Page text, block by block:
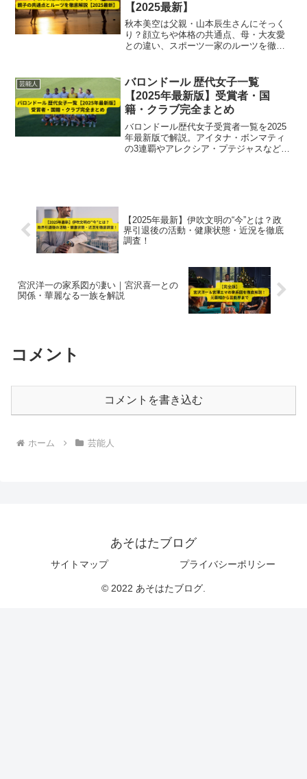
【2025最新】
秋本美空は父親・山本辰生さんにそっく
り？顔立ちや体格の共通点、母・大友愛
との違い、スポーツ一家のルーツを徹底
芸能人
バロンドール 歴代女子一覧
【2025年最新版】受賞者・国
籍・クラブ完全まとめ
バロンドール歴代女子受賞者一覧を2025
年最新版で解説。アイタナ・ボンマティ
の3連覇やアレクシア・プテジャスなど、
【2025年最新】伊吹文明の“今”とは？政
界引退後の活動・健康状態・近況を徹底
調査！
宮沢洋一の家系図が凄い｜宮沢喜一との
関係・華麗なる一族を解説
コメント
コメントを書き込む
ホーム 芸能人
あそはたブログ
サイトマップ プライバシーポリシー
© 2022 あそはたブログ.